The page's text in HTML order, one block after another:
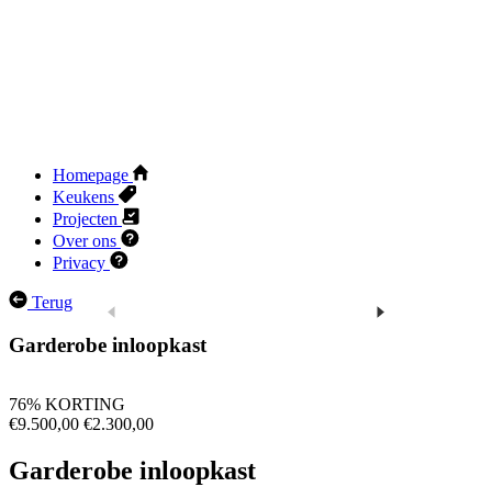
Homepage
Keukens
Projecten
Over ons
Privacy
Terug
Garderobe inloopkast
76% KORTING
€9.500,00 €2.300,00
Garderobe inloopkast